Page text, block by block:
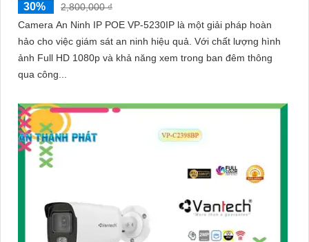
30%
2,800,000 ₫
Camera An Ninh IP POE VP-5230IP là một giải pháp hoàn
hảo cho việc giám sát an ninh hiệu quả. Với chất lượng hình
ảnh Full HD 1080p và khả năng xem trong ban đêm thông
qua công...